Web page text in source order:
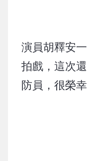
演員胡釋安
拍戲，這次
防員，很榮